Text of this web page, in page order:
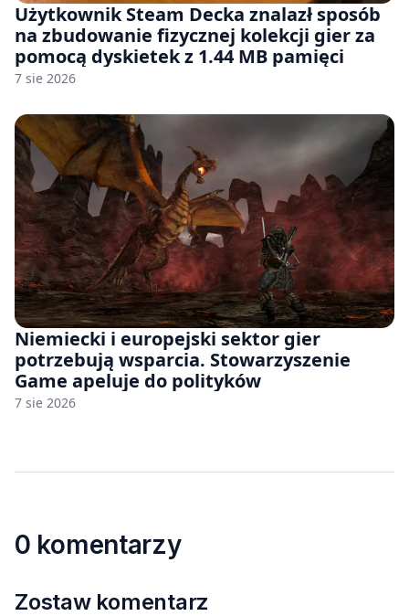
Użytkownik Steam Decka znalazł sposób
na zbudowanie fizycznej kolekcji gier za
pomocą dyskietek z 1.44 MB pamięci
7 sie 2026
Niemiecki i europejski sektor gier
potrzebują wsparcia. Stowarzyszenie
Game apeluje do polityków
7 sie 2026
0 komentarzy
Zostaw komentarz